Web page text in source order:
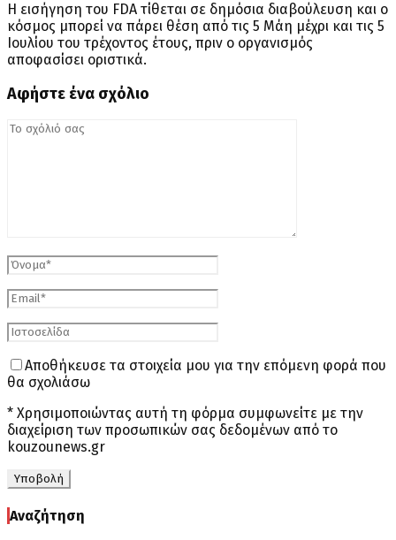
Η εισήγηση του FDA τίθεται σε δημόσια διαβούλευση και ο
κόσμος μπορεί να πάρει θέση από τις 5 Μάη μέχρι και τις 5
Ιουλίου του τρέχοντος έτους, πριν ο οργανισμός
αποφασίσει οριστικά.
Αφήστε ένα σχόλιο
Αποθήκευσε τα στοιχεία μου για την επόμενη φορά που
θα σχολιάσω
* Χρησιμοποιώντας αυτή τη φόρμα συμφωνείτε με την
διαχείριση των προσωπικών σας δεδομένων από το
kouzounews.gr
Αναζήτηση